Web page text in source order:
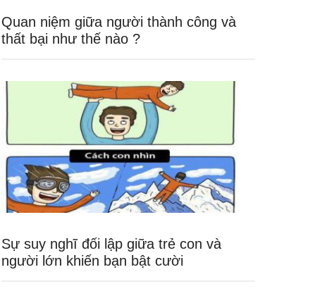
Quan niệm giữa người thành công và
thất bại như thế nào ?
Sự suy nghĩ đối lập giữa trẻ con và
người lớn khiến bạn bật cười